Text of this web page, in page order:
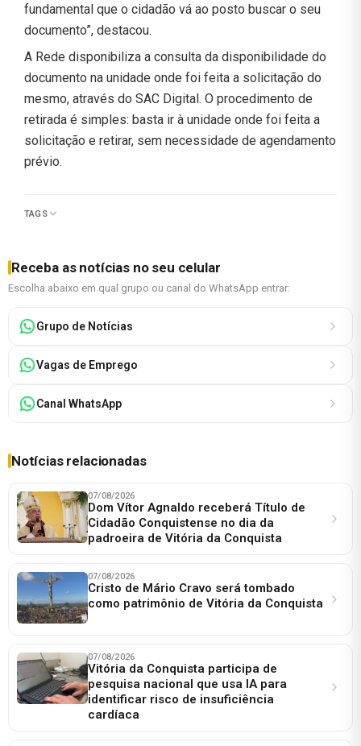
fundamental que o cidadão vá ao posto buscar o seu
documento”, destacou.
A Rede disponibiliza a consulta da disponibilidade do
documento na unidade onde foi feita a solicitação do
mesmo, através do SAC Digital. O procedimento de
retirada é simples: basta ir à unidade onde foi feita a
solicitação e retirar, sem necessidade de agendamento
prévio.
TAGS
Receba as notícias no seu celular
Escolha abaixo em qual grupo ou canal do WhatsApp entrar:
Grupo de Notícias
Vagas de Emprego
Canal WhatsApp
Notícias relacionadas
07/08/2026
Dom Vítor Agnaldo receberá Título de
Cidadão Conquistense no dia da
padroeira de Vitória da Conquista
07/08/2026
Cristo de Mário Cravo será tombado
como patrimônio de Vitória da Conquista
07/08/2026
Vitória da Conquista participa de
pesquisa nacional que usa IA para
identificar risco de insuficiência
cardíaca